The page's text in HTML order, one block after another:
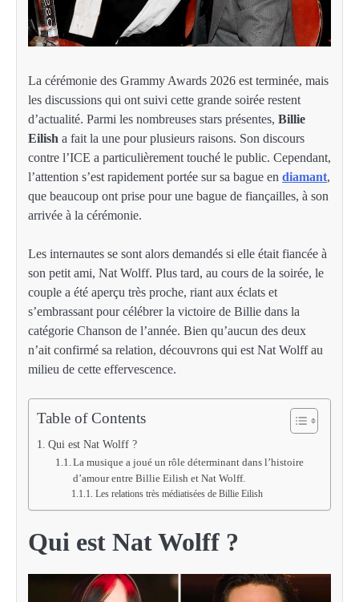
La cérémonie des Grammy Awards 2026 est terminée, mais
les discussions qui ont suivi cette grande soirée restent
d’actualité. Parmi les nombreuses stars présentes, Billie
Eilish a fait la une pour plusieurs raisons. Son discours
contre l’ICE a particulièrement touché le public. Cependant,
l’attention s’est rapidement portée sur sa bague en diamant,
que beaucoup ont prise pour une bague de fiançailles, à son
arrivée à la cérémonie.
Les internautes se sont alors demandés si elle était fiancée à
son petit ami, Nat Wolff. Plus tard, au cours de la soirée, le
couple a été aperçu très proche, riant aux éclats et
s’embrassant pour célébrer la victoire de Billie dans la
catégorie Chanson de l’année. Bien qu’aucun des deux
n’ait confirmé sa relation, découvrons qui est Nat Wolff au
milieu de cette effervescence.
Table of Contents
Qui est Nat Wolff ?
La musique a joué un rôle déterminant dans l’histoire
d’amour entre Billie Eilish et Nat Wolff.
Les relations très médiatisées de Billie Eilish
Qui est Nat Wolff ?